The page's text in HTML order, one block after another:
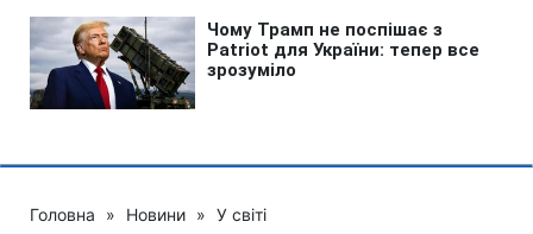
Головна » Новини » У світі